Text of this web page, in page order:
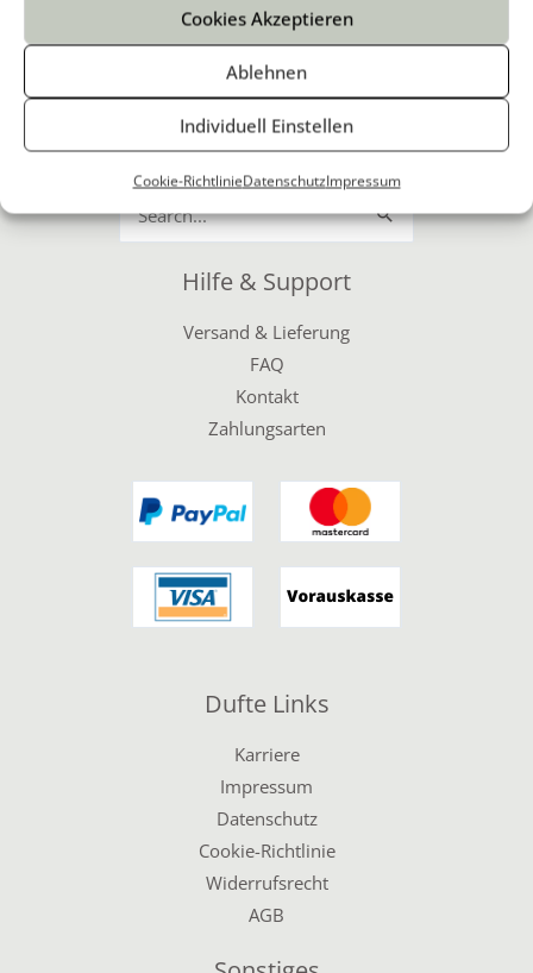
Cookies Akzeptieren
Ablehnen
Individuell Einstellen
Cookie-RichtlinieDatenschutzImpressum
Salzburger Straße 52b
5204 Straßwalchen
*****@******
Suchen
Hilfe & Support
Versand & Lieferung
FAQ
Kontakt
Zahlungsarten
Dufte Links
Karriere
Impressum
Datenschutz
Cookie-Richtlinie
Widerrufsrecht
AGB